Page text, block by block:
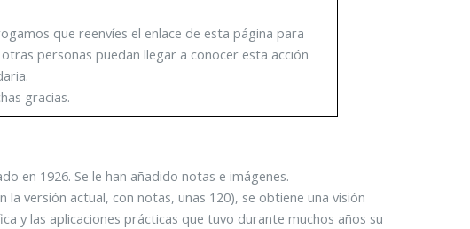
que reenvíes el enlace de esta página para
personas puedan llegar a conocer esta acción
gracias.
en 1926. Se le han añadido notas e imágenes.
versión actual, con notas, unas 120), se obtiene una visión
y las aplicaciones prácticas que tuvo durante muchos años su